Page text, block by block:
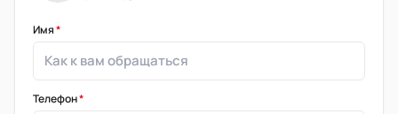
Имя*
Телефон*